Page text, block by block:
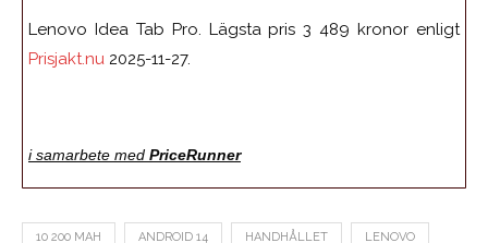
Lenovo Idea Tab Pro. Lägsta pris 3 489 kronor enligt
Prisjakt.nu 2025-11-27.
i samarbete med PriceRunner
10 200 MAH ANDROID 14 HANDHÅLLET LENOVO